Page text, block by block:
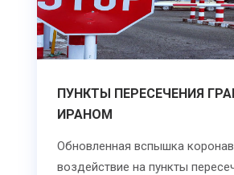
ПУНКТЫ ПЕРЕСЕЧЕНИЯ
ИРАНОМ
Обновленная вспышка
воздействие на пункты